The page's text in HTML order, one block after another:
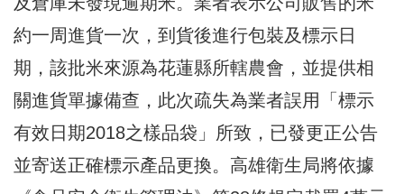
約一周進貨一次，到貨後進行包裝及標示日
期，該批米來源為花蓮縣所轄農會，並提供相
關進貨單據備查，此次疏失為業者誤用「標示
有效日期2018之樣品袋」所致，已發更正公告
並寄送正確標示產品更換。高雄衛生局將依據